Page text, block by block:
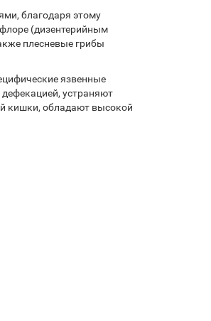
благодаря этому
(дизентерийным
плесневые грибы
язвенные
устраняют
кишки, обладают высокой